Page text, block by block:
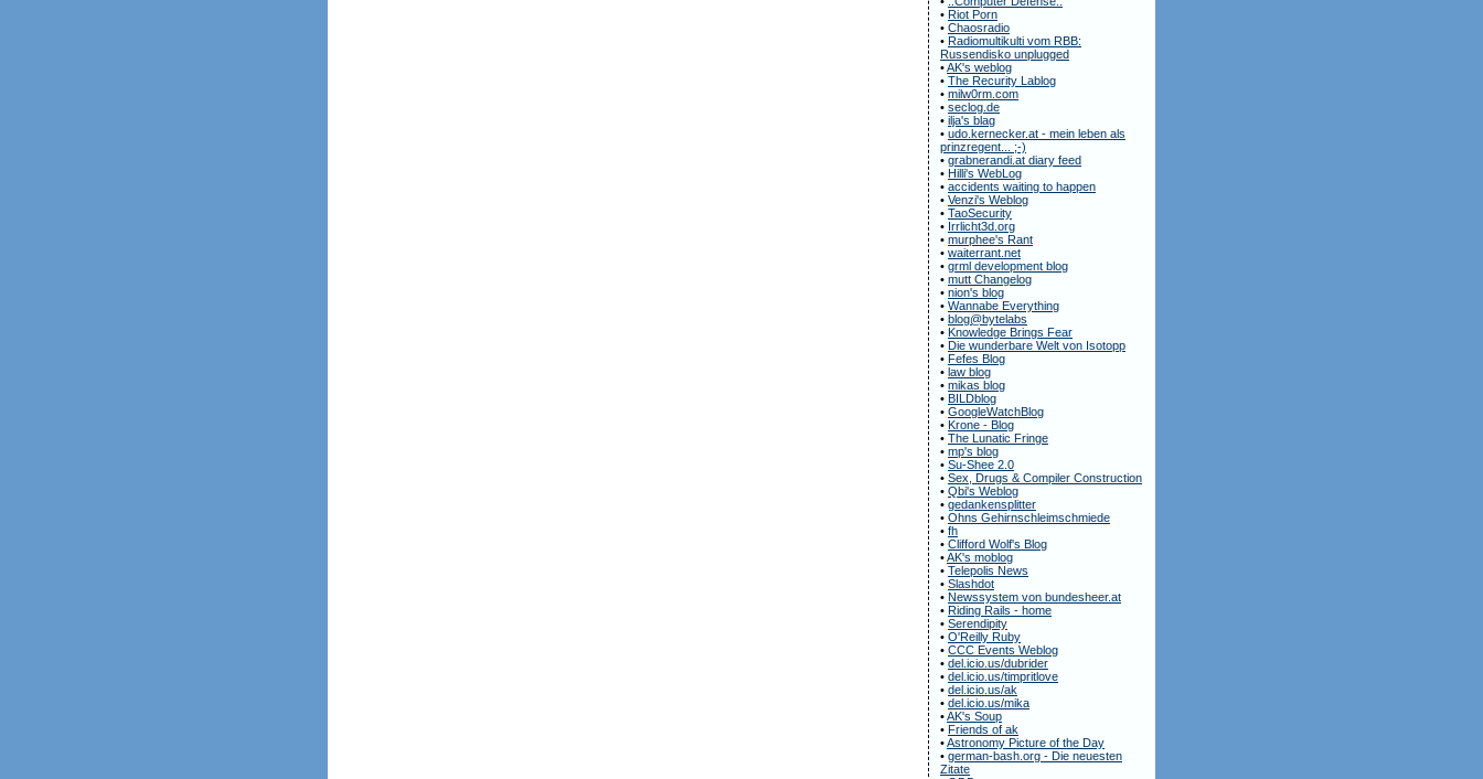
• Riot Porn
• Chaosradio
• Radiomultikulti vom RBB:
Russendisko unplugged
•AK's weblog
• The Recurity Lablog
• milw0rm.com
• seclog.de
• ilja's blag
• udo.kernecker.at - mein leben als
prinzregent... ;-)
• grabnerandi.at diary feed
• Hilli's WebLog
• accidents waiting to happen
• Venzi's Weblog
• TaoSecurity
• Irrlicht3d.org
• murphee's Rant
• waiterrant.net
• grml development blog
• mutt Changelog
• nion's blog
• Wannabe Everything
• blog@bytelabs
• Knowledge Brings Fear
• Die wunderbare Welt von Isotopp
• Fefes Blog
• law blog
• mikas blog
• BILDblog
• GoogleWatchBlog
• Krone - Blog
• The Lunatic Fringe
• mp's blog
• Su-Shee 2.0
• Sex, Drugs & Compiler Construction
• Qbi's Weblog
• gedankensplitter
• Ohns Gehirnschleimschmiede
• fh
• Clifford Wolf's Blog
•AK's moblog
• Telepolis News
• Slashdot
• Newssystem von bundesheer.at
• Riding Rails - home
• Serendipity
• O'Reilly Ruby
• CCC Events Weblog
• del.icio.us/dubrider
• del.icio.us/timpritlove
• del.icio.us/ak
• del.icio.us/mika
•AK's Soup
• Friends of ak
•Astronomy Picture of the Day
• german-bash.org - Die neuesten
Zitate